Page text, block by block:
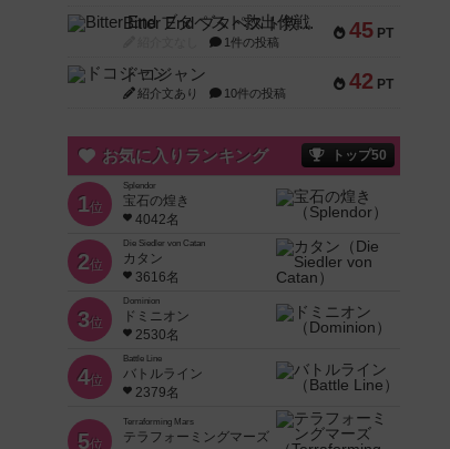
45 PT
Bitter End ブタペスト救出作戦
1件の投稿
42 PT
ドコジャン
紹介文あり 10件の投稿
お気に入りランキング トップ50
1位
Splendor
宝石の煌き
4042名
2位
Die Siedler von Catan
カタン
3616名
3位
Dominion
ドミニオン
2530名
4位
Battle Line
バトルライン
2379名
5位
Terraforming Mars
テラフォーミングマーズ